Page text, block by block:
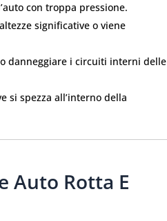
con troppa pressione.
significative o viene
danneggiare i circuiti interni delle
si spezza all’interno della
Auto Rotta E